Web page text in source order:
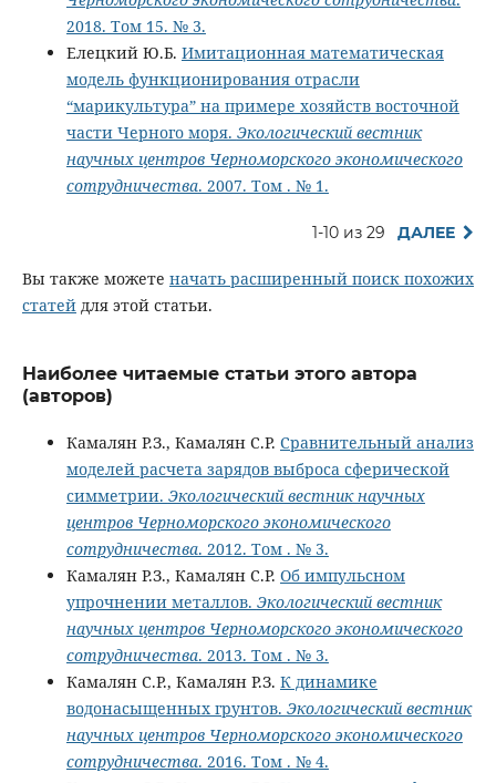
2018. Том 15. № 3.
Елецкий Ю.Б. Имитационная математическая
модель функционирования отрасли
“марикультура” на примере хозяйств восточной
части Черного моря. Экологический вестник
научных центров Черноморского экономического
сотрудничества. 2007. Том . № 1.
1-10 из 29 ДАЛЕЕ
Вы также можете начать расширенный поиск похожих
статейдля этой статьи.
Наиболее читаемые статьи этого автора
(авторов)
Камалян Р.З., Камалян С.Р. Сравнительный анализ
моделей расчета зарядов выброса сферической
симметрии. Экологический вестник научных
центров Черноморского экономического
сотрудничества. 2012. Том . № 3.
Камалян Р.З., Камалян С.Р. Об импульсном
упрочнении металлов. Экологический вестник
научных центров Черноморского экономического
сотрудничества. 2013. Том . № 3.
Камалян С.Р., Камалян Р.З. К динамике
водонасыщенных грунтов. Экологический вестник
научных центров Черноморского экономического
сотрудничества. 2016. Том . № 4.